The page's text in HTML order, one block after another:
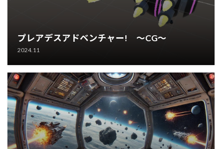
プレアデスアドベンチャー! ～CG～
2024.11